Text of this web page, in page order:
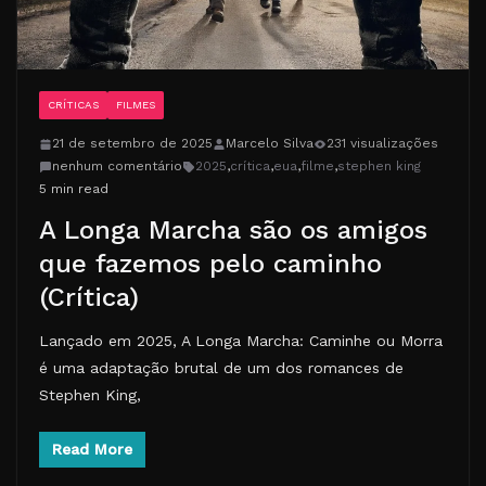
CRÍTICAS FILMES
21 de setembro de 2025 Marcelo Silva
231 visualizações
nenhum comentário
2025,crítica,eua,filme,stephen king
5 min read
A Longa Marcha são os amigos
que fazemos pelo caminho
(Crítica)
Lançado em 2025, A Longa Marcha: Caminhe ou Morra
é uma adaptação brutal de um dos romances de
Stephen King,
Read More